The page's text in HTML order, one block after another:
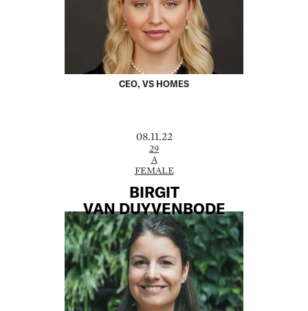
CEO, VS HOMES
08.11.22
29
A
FEMALE
BIRGIT
VAN DUYVENBODE